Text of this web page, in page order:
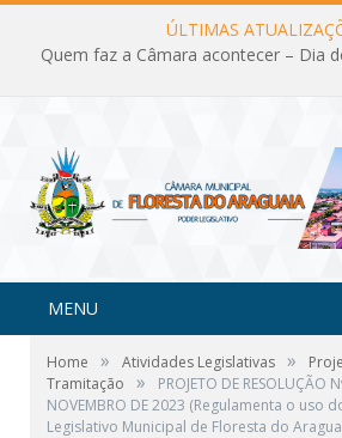
ÚLTIMAS
Quem faz a Câmara acontecer – Dia
MENU
Home » Atividades Legislativas »
Tramitação
»
PROJETO DE RESOLUÇÃO
NOVEMBRO DE 2023 (Regulamenta o uso
Legislativo Municipal de Floresta do